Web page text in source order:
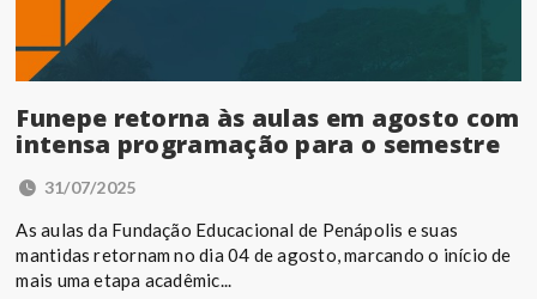
Funepe retorna às aulas em agosto com
intensa programação para o semestre
31/07/2025
As aulas da Fundação Educacional de Penápolis e suas
mantidas retornam no dia 04 de agosto, marcando o início de
mais uma etapa acadêmic...